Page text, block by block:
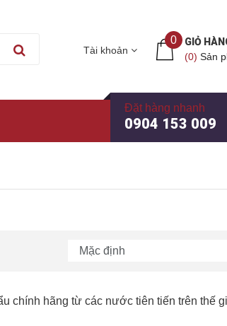
Tài khoản
0
GIỎ
(0) Sản
Đặt hàng nhanh
0904 153 009
chính hãng từ các nước tiên tiến trên thế